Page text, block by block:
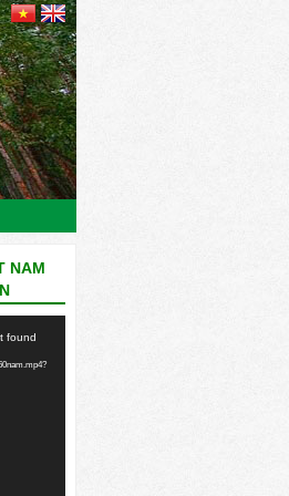
NAM
found